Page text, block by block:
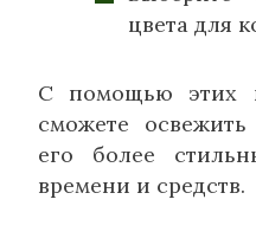
цвета для
С помощью этих
сможете
его более
времени и средств.